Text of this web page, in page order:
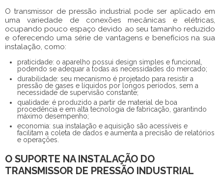
Otransmissor de pressão industrial pode ser aplicado em
uma variedade de conexões mecânicas e elétricas,
ocupando pouco espaço devido ao seu tamanho reduzido
e oferecendo uma série de vantagens e benefícios na sua
instalação, como:
praticidade: o aparelho possui design simples e funcional,
podendo se adequar a todas as necessidades do mercado;
durabilidade: seu mecanismo é projetado para resistir a
pressão de gases e líquidos por longos períodos, sem a
necessidade de supervisão constante;
qualidade: é produzido a partir de material de boa
procedência e em alta tecnologia de fabricação, garantindo
máximo desempenho;
economia: sua instalação e aquisição são acessíveis e
facilitam a coleta de dados e aumenta a precisão de relatórios
e operações.
O SUPORTE NA INSTALAÇÃO DO
TRANSMISSOR DE PRESSÃO INDUSTRIAL